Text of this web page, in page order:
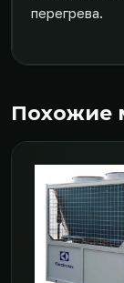
перегрева.
Похожие